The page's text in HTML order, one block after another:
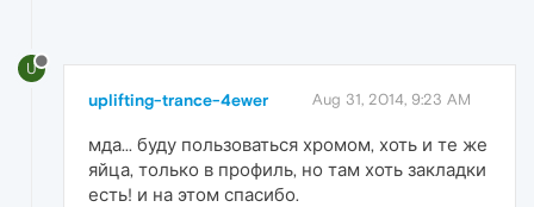
U
uplifting-trance-4ewer Aug 31, 2014, 9:23 AM
мда... буду пользоваться хромом, хоть и те же
яйца, только в профиль, но там хоть закладки
есть! и на этом спасибо.